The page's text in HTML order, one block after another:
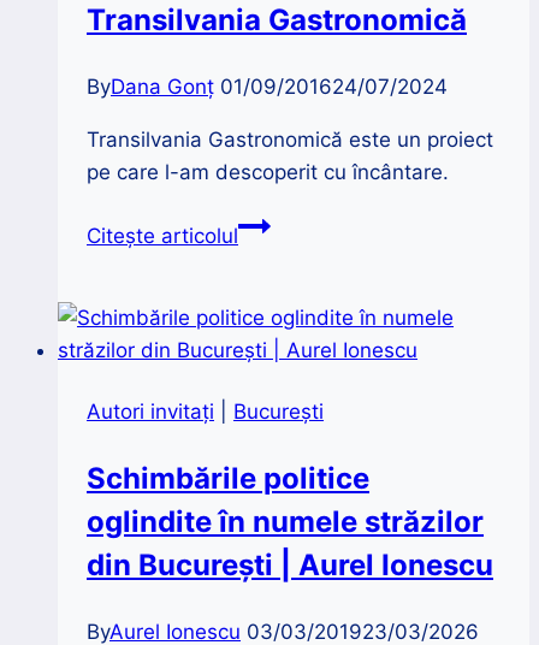
Transilvania Gastronomică
ByDana Gonț 01/09/201624/07/2024
Transilvania Gastronomică este un proiect
pe care l-am descoperit cu încântare.
Citește articolulTransilvania
Autori invitaţi București
Schimbările politice
oglindite în numele străzilor
din București | Aurel Ionescu
ByAurel Ionescu 03/03/201923/03/2026